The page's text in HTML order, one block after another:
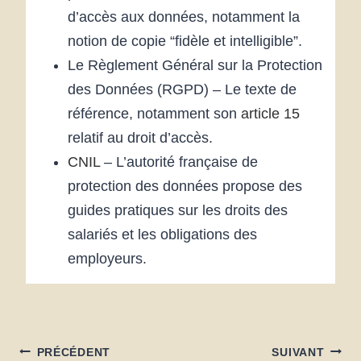
d’accès aux données, notamment la
notion de copie “fidèle et intelligible”.
Le Règlement Général sur la Protection
des Données (RGPD) – Le texte de
référence, notamment son article 15
relatif au droit d’accès.
CNIL– L’autorité française de
protection des données propose des
guides pratiques sur les droits des
salariés et les obligations des
employeurs.
PRÉCÉDENT SUIVANT